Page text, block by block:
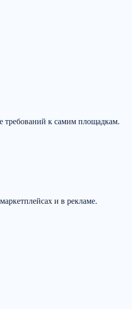
требований к самим площадкам.
и в рекламе.